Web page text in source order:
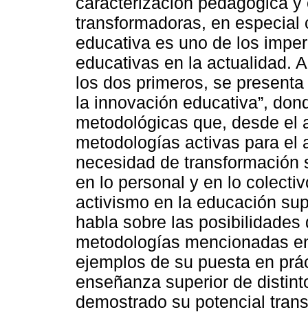
transformadoras, en
educativa es uno de los
educativas en la actualidad.
los dos primeros, se
la innovación educativa”,
metodológicas que, desde el
metodologías activas para el
necesidad de
en lo personal y en lo
activismo en la educación
habla sobre las
metodologías mencionadas
ejemplos de su puesta en
enseñanza superior de
demostrado su potencial